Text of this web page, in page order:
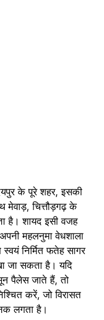
के पूरे शहर, इसकी
चित्तौड़गढ़ के
है। शायद इसी वजह
महलनुमा वेधशाला
स्वयं निर्मित फतेह सागर
जा सकता है। यदि
पैलेस जाते हैं, तो
करें, जो विरासत
लगता है।